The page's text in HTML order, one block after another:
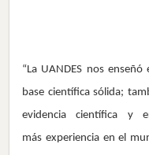
“La UANDES nos
base científica sólida;
evidencia científica y
más experiencia en el